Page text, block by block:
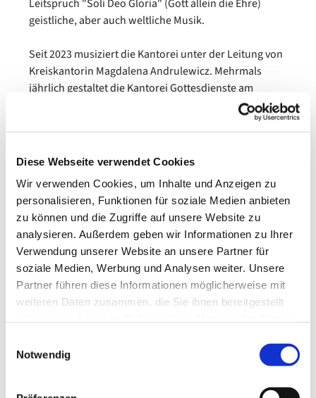
Diese Webseite verwendet Cookies
Wir verwenden Cookies, um Inhalte und Anzeigen zu
personalisieren, Funktionen für soziale Medien anbieten
zu können und die Zugriffe auf unsere Website zu
analysieren. Außerdem geben wir Informationen zu Ihrer
Verwendung unserer Website an unsere Partner für
soziale Medien, Werbung und Analysen weiter. Unsere
Partner führen diese Informationen möglicherweise mit
weiteren Daten zusammen, die Sie ihnen bereitgestellt
Notwendig
Leitspruch "Soli Deo Gloria" (Gott allein die Ehre)
geistliche, aber auch weltliche Musik.
Seit 2023 musiziert die Kantorei unter der Leitung von
Kreiskantorin Magdalena Andrulewicz. Mehrmals
jährlich gestaltet die Kantorei Gottesdienste am
Sonntag mit; daneben gibt es meist mehrere Konzerte.
großen Gemeindesaal (Alte Rathausstraße 41) statt
Weitere Informationen unter 0176 1707 6420
oder per E-Mail: magdalena.andrulewicz@evlka.de